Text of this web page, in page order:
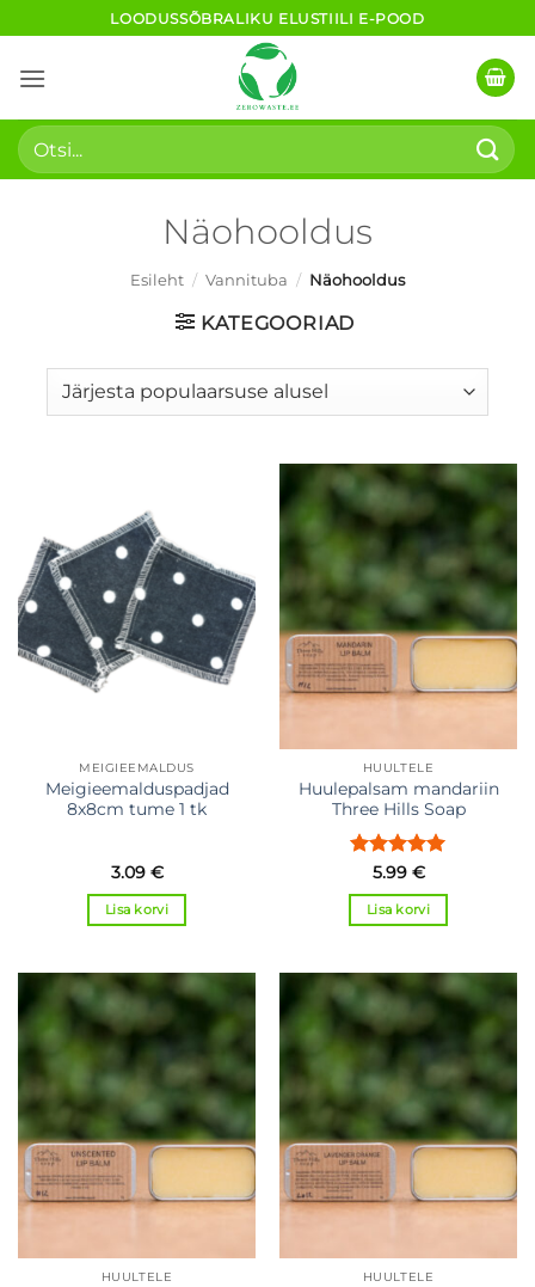
to
content
LOODUSSÕBRALIKU ELUSTIILI E-POOD
Otsi:
Näohooldus
Esileht / Vannituba / Näohooldus
KATEGOORIAD
MEIGIEEMALDUS
Meigieemalduspadjad
8x8cm tume 1 tk
3.09 €
Lisa korvi
HUULTELE
Huulepalsam mandariin
Three Hills Soap
Hinnanguga
5/ 5
5.99 €
Lisa korvi
HUULTELE HUULTELE